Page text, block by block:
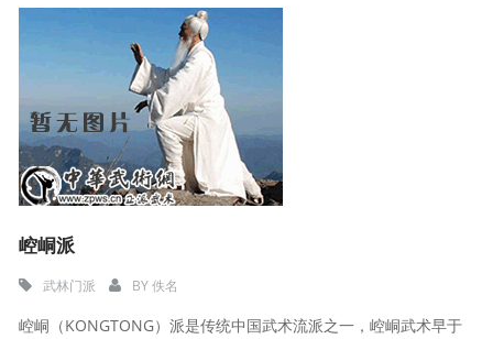
崆峒派
武林门派 BY佚名
崆峒（KONGTONG）派是传统中国武术流派之一，崆峒武术早于